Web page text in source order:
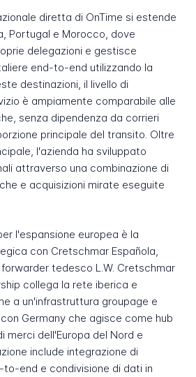
diretta di OnTime si estende
Portugal e Morocco, dove
delegazioni e gestisce
end-to-end utilizzando la
destinazioni, il livello di
è ampiamente comparabile alle
senza dipendenza da corrieri
principale del transito. Oltre
l'azienda ha sviluppato
attraverso una combinazione di
e acquisizioni mirate eseguite
l'espansione europea è la
con Cretschmar Española,
tedesco L.W. Cretschmar
collega la rete iberica e
a un'infrastruttura groupage e
Germany che agisce come hub
merci dell'Europa del Nord e
include integrazione di
end e condivisione di dati in